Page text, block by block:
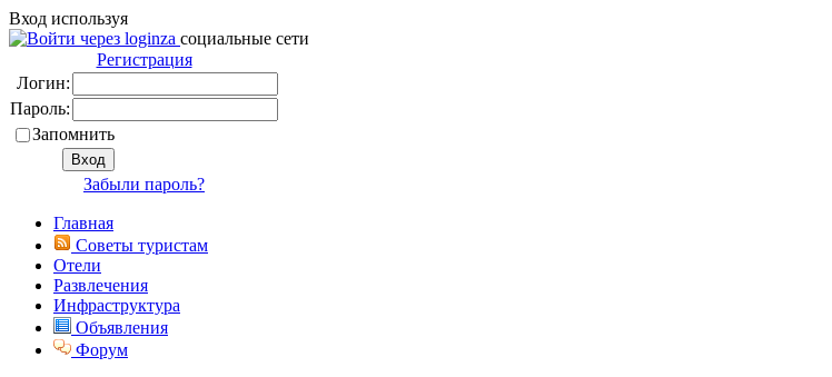
Вход используя
социальные сети
Регистрация
Логин:
Пароль:
Запомнить
Забыли пароль?
Главная
Советы туристам
Отели
Развлечения
Инфраструктура
Объявления
Форум